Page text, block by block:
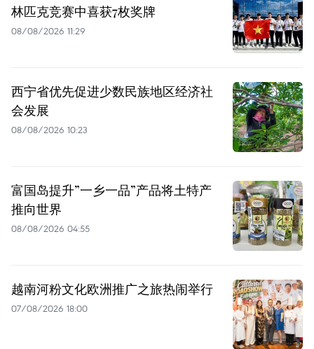
林匹克竞赛中喜获7枚奖牌
08/08/2026 11:29
西宁省优先促进少数民族地区经济社
会发展
08/08/2026 10:23
富国岛提升”一乡一品”产品将土特产
推向世界
08/08/2026 04:55
越南河粉文化欧洲推广之旅热闹举行
07/08/2026 18:00